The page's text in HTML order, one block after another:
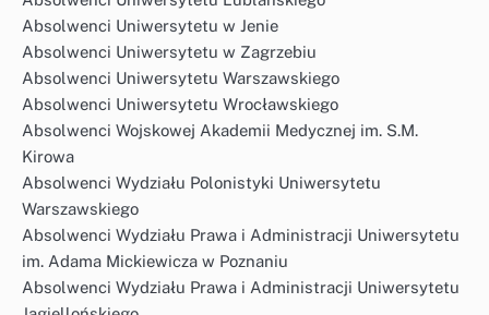
Absolwenci Uniwersytetu w Jenie
Absolwenci Uniwersytetu w Zagrzebiu
Absolwenci Uniwersytetu Warszawskiego
Absolwenci Uniwersytetu Wrocławskiego
Absolwenci Wojskowej Akademii Medycznej im. S.M.
Kirowa
Absolwenci Wydziału Polonistyki Uniwersytetu
Warszawskiego
Absolwenci Wydziału Prawa i Administracji Uniwersytetu
im. Adama Mickiewicza w Poznaniu
Absolwenci Wydziału Prawa i Administracji Uniwersytetu